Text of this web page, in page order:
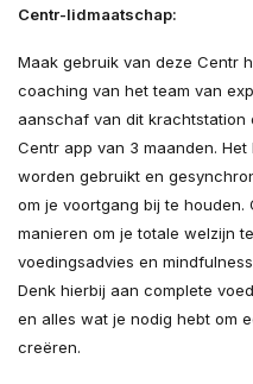
Centr-lidmaatschap:
Maak gebruik van deze Centr
coaching van het team van
aanschaf van dit krachtstation
Centr app van 3 maanden.
worden gebruikt en
om je voortgang bij te
manieren om je totale welzijn
voedingsadvies en
Denk hierbij aan complete
en alles wat je nodig hebt om
creëren.